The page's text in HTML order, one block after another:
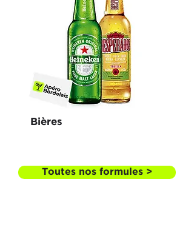
Bières
Toutes nos formules >